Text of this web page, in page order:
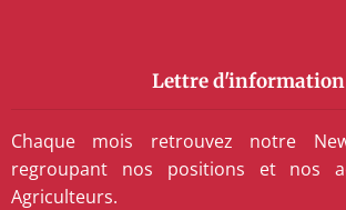
Lettre d'information
Chaque mois retrouvez notre
regroupant nos positions et nos
Agriculteurs.